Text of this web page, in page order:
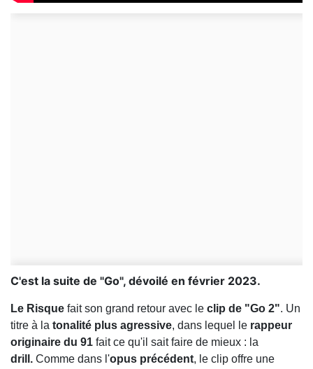
C'est la suite de "Go", dévoilé en février 2023.
Le Risque fait son grand retour avec le clip de "Go 2". Un
titre à la tonalité plus agressive, dans lequel le rappeur
originaire du 91 fait ce qu'il sait faire de mieux : la
drill. Comme dans l'opus précédent, le clip offre une